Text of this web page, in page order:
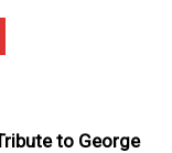
to George